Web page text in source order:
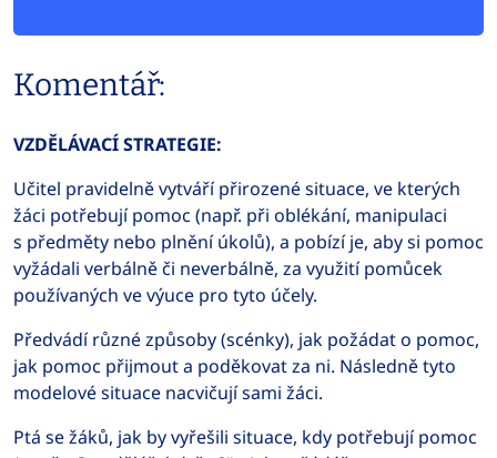
Komentář:
VZDĚLÁVACÍ STRATEGIE:
Učitel pravidelně vytváří přirozené situace, ve kterých
žáci potřebují pomoc (např. při oblékání, manipulaci
s předměty nebo plnění úkolů), a pobízí je, aby si pomoc
vyžádali verbálně či neverbálně, za využití pomůcek
používaných ve výuce pro tyto účely.
Předvádí různé způsoby (scénky), jak požádat o pomoc,
jak pomoc přijmout a poděkovat za ni. Následně tyto
modelové situace nacvičují sami žáci.
Ptá se žáků, jak by vyřešili situace, kdy potřebují pomoc